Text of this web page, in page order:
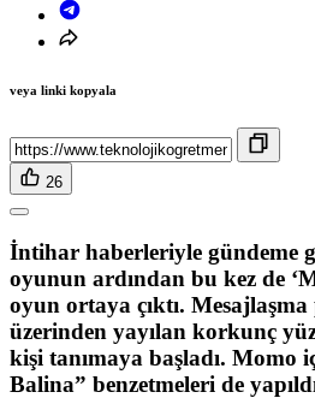
veya linki kopyala
26
İntihar haberleriyle gündeme
oyunun ardından bu kez de
oyun ortaya çıktı.
üzerinden yayılan korkunç
kişi tanımaya başladı. Momo
Balina” benzetmeleri de